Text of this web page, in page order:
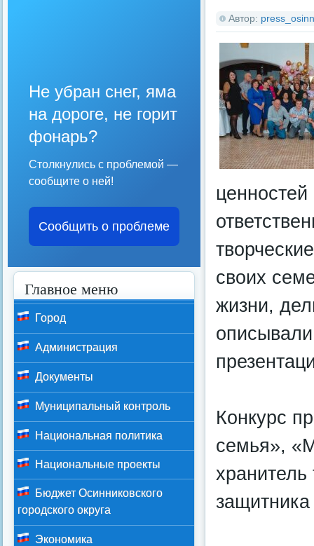
Автор:
своих
жизни,
Конкурс
семья»,
Не убран снег, яма
на дороге, не горит
фонарь?
Столкнулись с проблемой —
сообщите о ней!
Сообщить о проблеме
Главное меню
Город
Администрация
Документы
Муниципальный контроль
Национальная политика
Национальные проекты
Бюджет Осинниковского
городского округа
Экономика